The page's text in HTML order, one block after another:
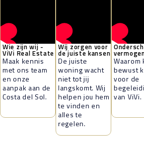
Wie zijn wij -
ViVi Real Estate
Maak kennis
met ons team
en onze
aanpak aan de
Costa del Sol.
Wij zorgen voor
de juiste kansen
De juiste
woning wacht
niet tot jij
langskomt. Wij
helpen jou hem
te vinden en
alles te
regelen.
Waarom
bewust
voor de
van ViVi.